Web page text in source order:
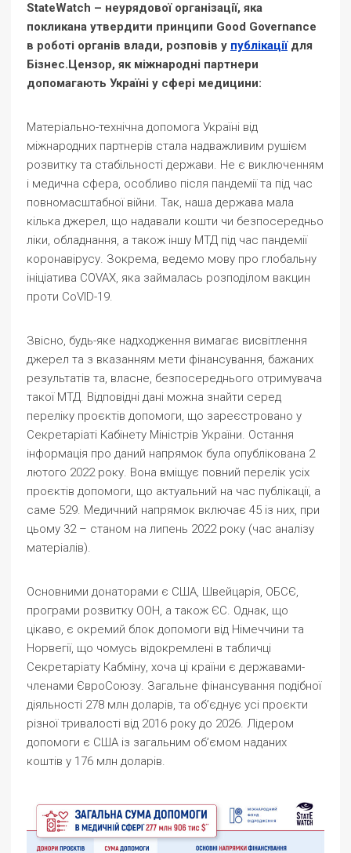
StateWatch – неурядової організації, яка
покликана утвердити принципи Good Governance
в роботі органів влади, розповів у публікаціїдля
Бізнес.Цензор, як міжнародні партнери
допомагають Україні у сфері медицини:
Матеріально-технічна допомога Україні від
міжнародних партнерів стала надважливим рушієм
розвитку та стабільності держави. Не є виключенням
і медична сфера, особливо після пандемії та під час
повномасштабної війни. Так, наша держава мала
кілька джерел, що надавали кошти чи безпосередньо
ліки, обладнання, а також іншу МТД під час пандемії
коронавірусу. Зокрема, ведемо мову про глобальну
ініціатива COVAX, яка займалась розподілом вакцин
проти CoVID-19.
Звісно, будь-яке надходження вимагає висвітлення
джерел та з вказанням мети фінансування, бажаних
результатів та, власне, безпосереднього отримувача
такої МТД. Відповідні дані можна знайти серед
переліку проєктів допомоги, що зареєстровано у
Секретаріаті Кабінету Міністрів України. Остання
інформація про даний напрямок була опублікована 2
лютого 2022 року. Вона вміщує повний перелік усіх
проєктів допомоги, що актуальний на час публікації, а
саме 529. Медичний напрямок включає 45 із них, при
цьому 32 – станом на липень 2022 року (час аналізу
матеріалів).
Основними донаторами є США, Швейцарія, ОБСЄ,
програми розвитку ООН, а також ЄС. Однак, що
цікаво, є окремий блок допомоги від Німеччини та
Норвегії, що чомусь відокремлені в табличці
Секретаріату Кабміну, хоча ці країни є державами-
членами ЄвроСоюзу. Загальне фінансування подібної
діяльності 278 млн доларів, та об’єднує усі проєкти
різної тривалості від 2016 року до 2026. Лідером
допомоги є США із загальним об’ємом наданих
коштів у 176 млн доларів.